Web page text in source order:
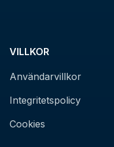
VILLKOR
Användarvillkor
Integritetspolicy
Cookies